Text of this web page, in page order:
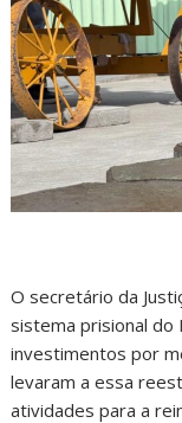
O secretário da
sistema prisional do
investimentos por
levaram a essa
atividades para a